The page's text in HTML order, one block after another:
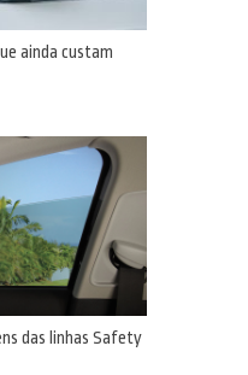
ainda custam
das linhas Safety